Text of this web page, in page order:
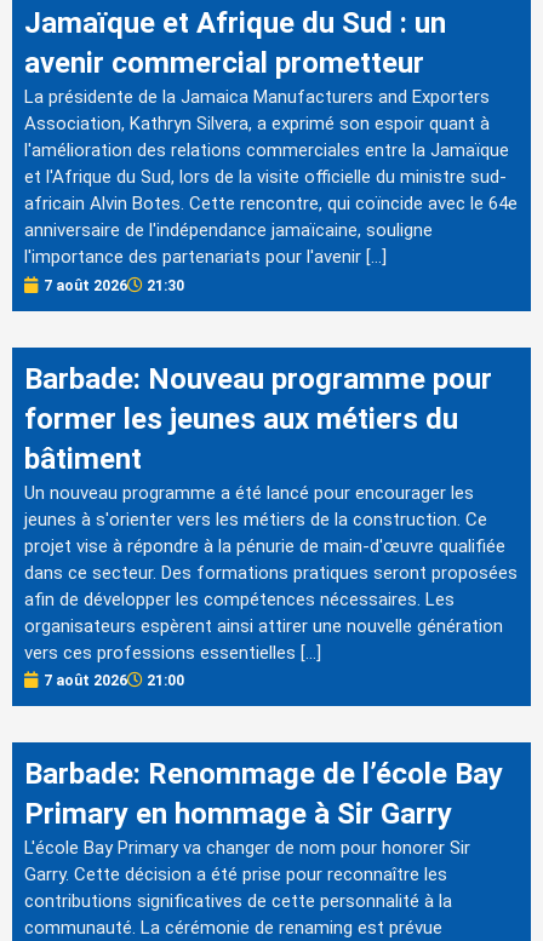
Jamaïque et Afrique du Sud : un
avenir commercial prometteur
La présidente de la Jamaica Manufacturers and Exporters
Association, Kathryn Silvera, a exprimé son espoir quant à
l'amélioration des relations commerciales entre la Jamaïque
et l'Afrique du Sud, lors de la visite officielle du ministre sud-
africain Alvin Botes. Cette rencontre, qui coïncide avec le 64e
anniversaire de l'indépendance jamaïcaine, souligne
l'importance des partenariats pour l'avenir […]
7 août 2026 21:30
Barbade: Nouveau programme pour
former les jeunes aux métiers du
bâtiment
Un nouveau programme a été lancé pour encourager les
jeunes à s'orienter vers les métiers de la construction. Ce
projet vise à répondre à la pénurie de main-d'œuvre qualifiée
dans ce secteur. Des formations pratiques seront proposées
afin de développer les compétences nécessaires. Les
organisateurs espèrent ainsi attirer une nouvelle génération
vers ces professions essentielles […]
7 août 2026 21:00
Barbade: Renommage de l’école Bay
Primary en hommage à Sir Garry
L'école Bay Primary va changer de nom pour honorer Sir
Garry. Cette décision a été prise pour reconnaître les
contributions significatives de cette personnalité à la
communauté. La cérémonie de renaming est prévue